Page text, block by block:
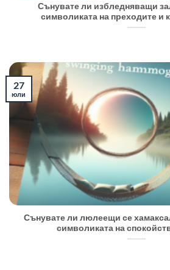
Сънувате ли избледняващи
символиката на преходите и
Сънувате ли люлеещи се
символиката на
27
юли